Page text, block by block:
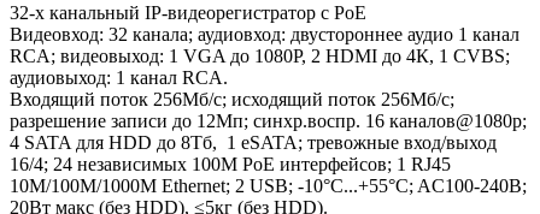
32-х канальный IP-видеорегистратор c PoE
Видеовход: 32 канала; аудиовход: двустороннее аудио 1 канал
RCA; видеовыход: 1 VGA до 1080Р, 2 HDMI до 4К, 1 CVBS;
аудиовыход: 1 канал RCA.
Входящий поток 256Мб/с; исходящий поток 256Мб/с;
разрешение записи до 12Мп; синхр.воспр. 16 каналов@1080р;
4 SATA для HDD до 8Тб, 1 eSATA; тревожные вход/выход
16/4; 24 независимых 100M PoE интерфейсов; 1 RJ45
10M/100M/1000M Ethernet; 2 USB; -10°C...+55°C; AC100-240В;
20Вт макс (без HDD), ≤5кг (без HDD).